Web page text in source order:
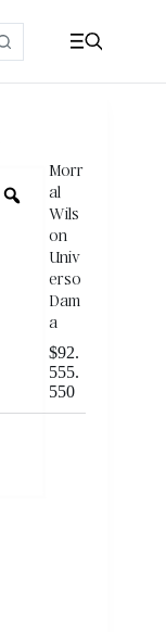
Morr
al
Wils
on
Univ
erso
Dam
a
$92.
555.
550